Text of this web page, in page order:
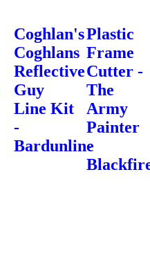
Coghlan's
Coghlans
Reflective
Guy
Line Kit
-
Bardunline
Plastic
Frame
Cutter -
The
Army
Painter
-